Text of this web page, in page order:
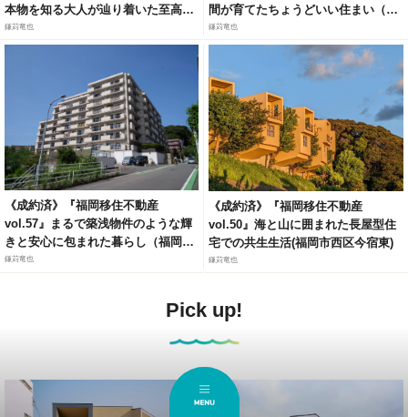
本物を知る大人が辿り着いた至高の
リトリート（福岡市城南区梅林）
鎌苅竜也
間が育てたちょうどいい住まい（福
岡市東区和白6）
鎌苅竜也
《成約済》『福岡移住不動産
vol.57』まるで築浅物件のような輝
きと安心に包まれた暮らし（福岡市
城南区長尾2）
鎌苅竜也
《成約済》『福岡移住不動産
vol.50』海と山に囲まれた長屋型住
宅での共生生活(福岡市西区今宿東)
鎌苅竜也
Pick up!